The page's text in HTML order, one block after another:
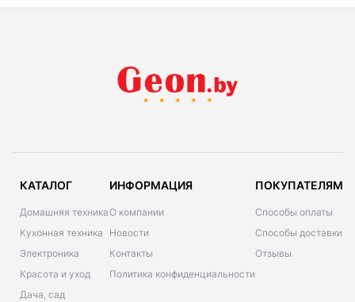
КАТАЛОГ
Домашняя техника
Кухонная техника
Электроника
Красота и уход
Дача, сад
ИНФОРМАЦИЯ
О компании
Новости
Контакты
Политика конфиденциальности
ПОКУПАТЕЛЯМ
Способы оплаты
Способы доставки
Отзывы